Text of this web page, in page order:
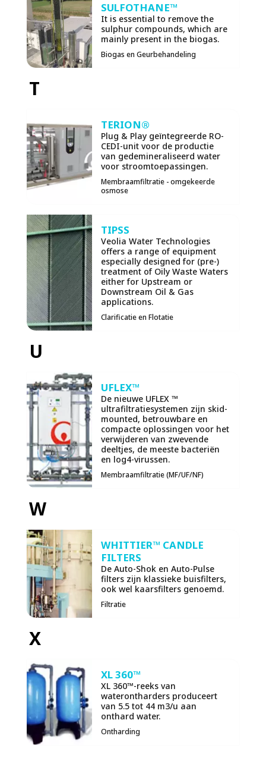
SULFOTHANE™
It is essential to remove the
sulphur compounds, which are
mainly present in the biogas.
Biogas en Geurbehandeling
T
TERION®
Plug & Play geïntegreerde RO-
CEDI-unit voor de productie
van gedemineraliseerd water
voor stroomtoepassingen.
Membraamfiltratie - omgekeerde
osmose
TIPSS
Veolia Water Technologies
offers a range of equipment
especially designed for (pre-)
treatment of Oily Waste Waters
either for Upstream or
Downstream Oil & Gas
applications.
Clarificatie en Flotatie
U
UFLEX™
De nieuwe UFLEX ™
ultrafiltratiesystemen zijn skid-
mounted, betrouwbare en
compacte oplossingen voor het
verwijderen van zwevende
deeltjes, de meeste bacteriën
en log4-virussen.
Membraamfiltratie (MF/UF/NF)
W
WHITTIER™ CANDLE
FILTERS
De Auto-Shok en Auto-Pulse
filters zijn klassieke buisfilters,
ook wel kaarsfilters genoemd.
Filtratie
X
XL 360™
XL 360™-reeks van
waterontharders produceert
van 5.5 tot 44 m3/u aan
onthard water.
Ontharding